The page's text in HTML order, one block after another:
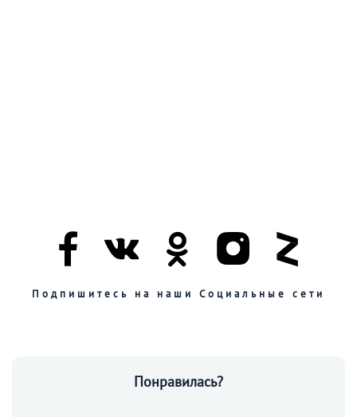
Подпишитесь на наши Социальные сети
Понравилась?